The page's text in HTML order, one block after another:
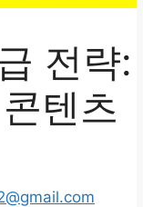
전략:
텐츠